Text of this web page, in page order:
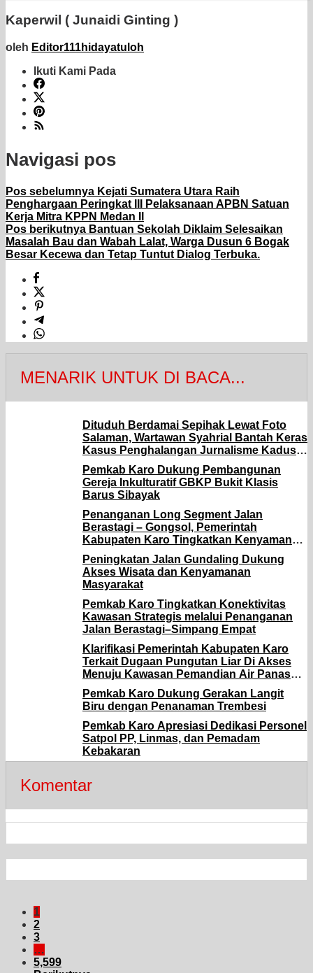
Kaperwil ( Junaidi Ginting )
oleh Editor111hidayatuloh
Ikuti Kami Pada
Navigasi pos
Pos sebelumnya Kejati Sumatera Utara Raih
Penghargaan Peringkat III Pelaksanaan APBN Satuan
Kerja Mitra KPPN Medan II
Pos berikutnya Bantuan Sekolah Diklaim Selesaikan
Masalah Bau dan Wabah Lalat, Warga Dusun 6 Bogak
Besar Kecewa dan Tetap Tuntut Dialog Terbuka.
MENARIK UNTUK DI BACA...
Dituduh Berdamai Sepihak Lewat Foto
Salaman, Wartawan Syahrial Bantah Keras
Kasus Penghalangan Jurnalisme Kadus 1
Bogak Besar Selesai.
Pemkab Karo Dukung Pembangunan
Gereja Inkulturatif GBKP Bukit Klasis
Barus Sibayak
Penanganan Long Segment Jalan
Berastagi – Gongsol, Pemerintah
Kabupaten Karo Tingkatkan Kenyamanan
Akses Wisata, Pertanian dan
Perekonomian
Peningkatan Jalan Gundaling Dukung
Akses Wisata dan Kenyamanan
Masyarakat
Pemkab Karo Tingkatkan Konektivitas
Kawasan Strategis melalui Penanganan
Jalan Berastagi–Simpang Empat
Klarifikasi Pemerintah Kabupaten Karo
Terkait Dugaan Pungutan Liar Di Akses
Menuju Kawasan Pemandian Air Panas
Semangat Gunung – Doulu
Pemkab Karo Dukung Gerakan Langit
Biru dengan Penanaman Trembesi
Pemkab Karo Apresiasi Dedikasi Personel
Satpol PP, Linmas, dan Pemadam
Kebakaran
Komentar
1
2
3
…
5,599